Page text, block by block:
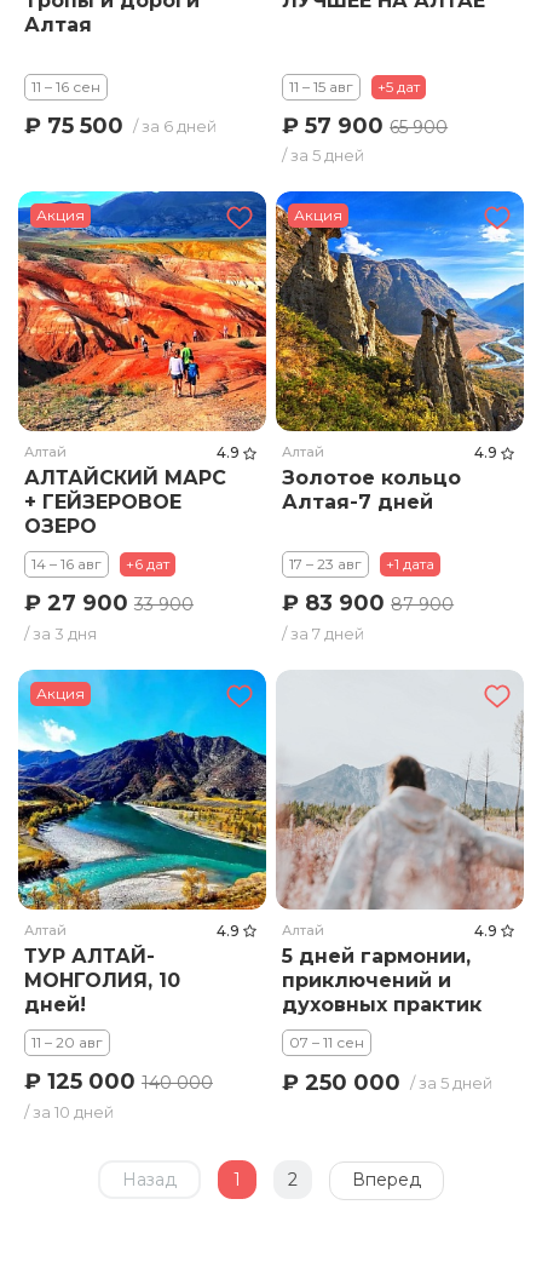
Алтая
11 – 16 сен
₽ 75 500 / за 6 дней
11 – 15 авг +5 дат
₽ 57 90065 900
/ за 5 дней
Акция
Алтай 4.9
АЛТАЙСКИЙ МАРС
+ ГЕЙЗЕРОВОЕ
ОЗЕРО
14 – 16 авг +6 дат
₽ 27 900 33 900
/ за 3 дня
Акция
Алтай 4.9
Золотое кольцо
Алтая-7 дней
17 – 23 авг +1 дата
₽ 83 90087 900
/ за 7 дней
Акция
Алтай 4.9
ТУР АЛТАЙ-
МОНГОЛИЯ, 10
дней!
11 – 20 авг
₽ 125 000 140 000
/ за 10 дней
Алтай 4.9
5 дней гармонии,
приключений и
духовных практик
07 – 11 сен
₽ 250 000 / за 5 дней
Назад 1 2 Вперед